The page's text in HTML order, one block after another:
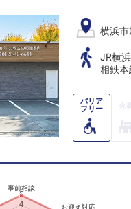
横浜
JR横
相鉄
バリア
フリー